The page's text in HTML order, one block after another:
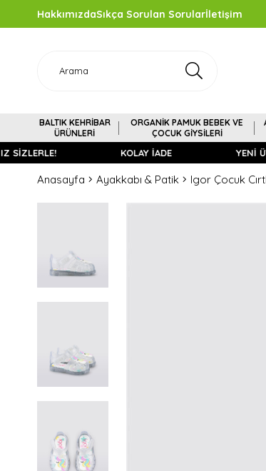
HakkımızdaSıkça Sorulan Sorularİletişim
BALTIK KEHRİBAR
ÜRÜNLERİ
ORGANİK PAMUK BEBEK VE
ÇOCUK GİYSİLERİ
KOLAY İADE YENİ
Anasayfa Ayakkabı & Patik Igor Çocuk